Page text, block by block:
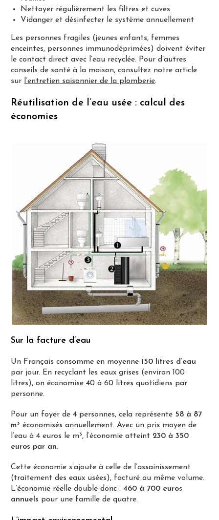
Nettoyer régulièrement les filtres et cuves
Vidanger et désinfecter le système annuellement
Les personnes fragiles (jeunes enfants, femmes
enceintes, personnes immunodéprimées) doivent éviter
le contact direct avec l’eau recyclée. Pour d’autres
conseils de santé à la maison, consultez notre article
sur l’entretien saisonnier de la plomberie.
Réutilisation de l’eau usée : calcul des
économies
Sur la facture d’eau
Un Français consomme en moyenne 150 litres d’eau
par jour. En recyclant les eaux grises (environ 100
litres), on économise 40 à 60 litres quotidiens par
personne.
Pour un foyer de 4 personnes, cela représente 58 à 87
m³ économisés annuellement. Avec un prix moyen de
l’eau à 4 euros le m³, l’économie atteint 230 à 350
euros par an.
Cette économie s’ajoute à celle de l’assainissement
(traitement des eaux usées), facturé au même volume.
L’économie réelle double donc :460 à 700 euros
annuels pour une famille de quatre.